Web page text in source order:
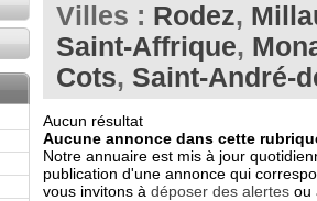
Villes : Rodez,
Saint-Affrique,
Cots, Saint-André-
Aucun résultat
Aucune annonce dans cette
Notre annuaire est mis à jour
publication d'une annonce qui
vous invitons à déposer des alertes ou